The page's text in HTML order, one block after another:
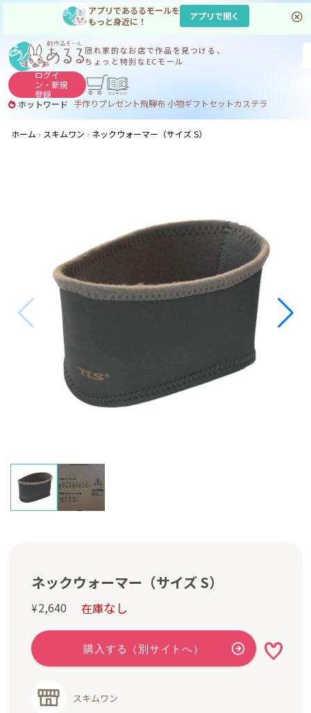
アプリであるるモールを
もっと身近に！
アプリで開く
隠れ家的なお店で作品を見つける、
ちょっと特別なECモール
ログイ
ン・新規
登録
ホットワード 手作りプレゼント飛騨布 小物ギフトセットカステラ
サヌカイト コーヒー
ジンギスカン
ホーム
スキムワン ネックウォーマー（サイズ S）
ネックウォーマー（サイズ S）
¥2,640 在庫なし
スキムワン